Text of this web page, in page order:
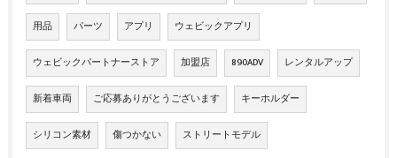
用品 パーツ アプリ ウェビックアプリ
ウェビックパートナーストア 加盟店 890ADV レンタルアップ
新着車両 ご応募ありがとうございます キーホルダー
シリコン素材 傷つかない ストリートモデル